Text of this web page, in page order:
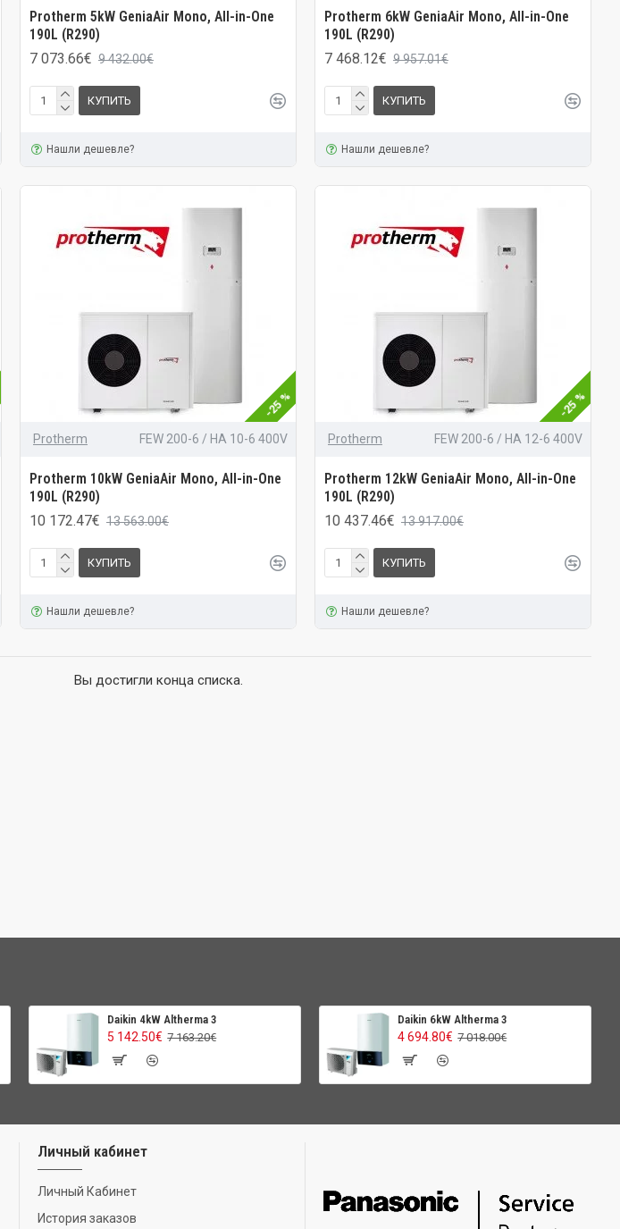
Protherm 5kW GeniaAir Mono, All-in-One
190L (R290)
7 073.66€ 9 432.00€
КУПИТЬ
Нашли дешевле?
Protherm 6kW GeniaAir Mono, All-in-One
190L (R290)
7 468.12€ 9 957.01€
КУПИТЬ
Нашли дешевле?
-25 %
Protherm FEW 200-6 / HA 10-6 400V
Protherm 10kW GeniaAir Mono, All-in-One
190L (R290)
10 172.47€ 13 563.00€
КУПИТЬ
Нашли дешевле?
-25 %
Protherm FEW 200-6 / HA 12-6 400V
Protherm 12kW GeniaAir Mono, All-in-One
190L (R290)
10 437.46€ 13 917.00€
КУПИТЬ
Нашли дешевле?
Вы достигли конца списка.
Daikin 4kW Altherma 3
5 142.50€ 7 163.20€
Daikin 6kW Altherma 3
4 694.80€ 7 018.00€
Личный кабинет
Личный Кабинет
История заказов